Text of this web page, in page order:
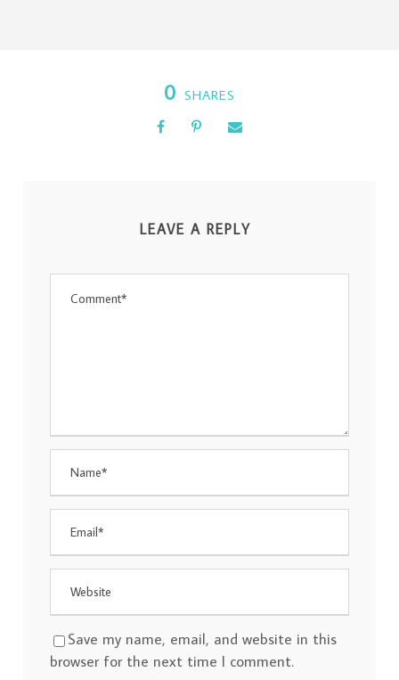
0 SHARES
LEAVE A REPLY
Save my name, email, and website in this
browser for the next time I comment.